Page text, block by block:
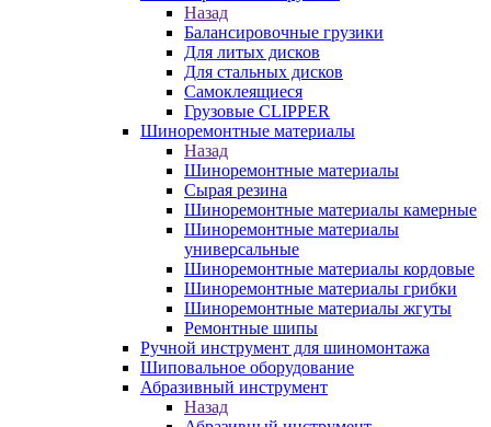
Назад
Балансировочные грузики
Для литых дисков
Для стальных дисков
Самоклеящиеся
Грузовые CLIPPER
Шиноремонтные материалы
Назад
Шиноремонтные материалы
Сырая резина
Шиноремонтные материалы камерные
Шиноремонтные материалы
универсальные
Шиноремонтные материалы кордовые
Шиноремонтные материалы грибки
Шиноремонтные материалы жгуты
Ремонтные шипы
Ручной инструмент для шиномонтажа
Шиповальное оборудование
Абразивный инструмент
Назад